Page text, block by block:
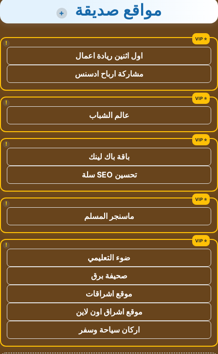
مواقع صديقة +
!
اول اثنين ريادة اعمال
مشاركة ارباح ادسنس
!
عالم الشباب
!
باقة باك لينك
تحسين SEO سلة
!
ماسنجر المسلم
!
ضوء التعليمي
صحيفة برق
موقع اشراقات
موقع اشراق اون لاين
اركان سياحة وسفر